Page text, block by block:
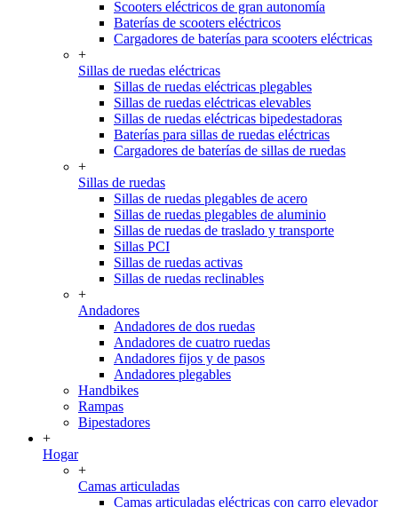
Scooters eléctricos de gran autonomía
Baterías de scooters eléctricos
Cargadores de baterías para scooters eléctricas
+
Sillas de ruedas eléctricas
Sillas de ruedas eléctricas plegables
Sillas de ruedas eléctricas elevables
Sillas de ruedas eléctricas bipedestadoras
Baterías para sillas de ruedas eléctricas
Cargadores de baterías de sillas de ruedas
+
Sillas de ruedas
Sillas de ruedas plegables de acero
Sillas de ruedas plegables de aluminio
Sillas de ruedas de traslado y transporte
Sillas PCI
Sillas de ruedas activas
Sillas de ruedas reclinables
+
Andadores
Andadores de dos ruedas
Andadores de cuatro ruedas
Andadores fijos y de pasos
Andadores plegables
Handbikes
Rampas
Bipestadores
+
Hogar
+
Camas articuladas
Camas articuladas eléctricas con carro elevador